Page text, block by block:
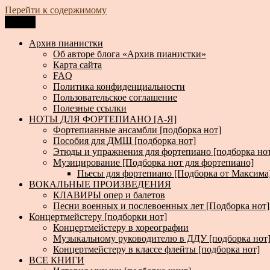
Перейти к содержимому
Архив пианистки
Всё для пианистов: ноты, книги, музыка, статьи…
Архив пианистки
Об авторе блога «Архив пианистки»
Карта сайта
FAQ
Политика конфиденциальности
Пользовательское соглашение
Полезные ссылки
НОТЫ ДЛЯ ФОРТЕПИАНО [А-Я]
Фортепианные ансамбли [подборка нот]
Пособия для ДМШ [подборка нот]
Этюды и упражнения для фортепиано [подборка
Музицирование [Подборка нот для фортепиано]
Пьесы для фортепиано [Подборка от
ВОКАЛЬНЫЕ ПРОИЗВЕДЕНИЯ
КЛАВИРЫ опер и балетов
Песни военных и послевоенных лет [Подборка нот]
Концертмейстеру [подборки нот]
Концертмейстеру в хореографии
Музыкальному руководителю в ДДУ [подборка нот]
Концертмейстеру в классе флейты [подборка нот]
ВСЕ КНИГИ